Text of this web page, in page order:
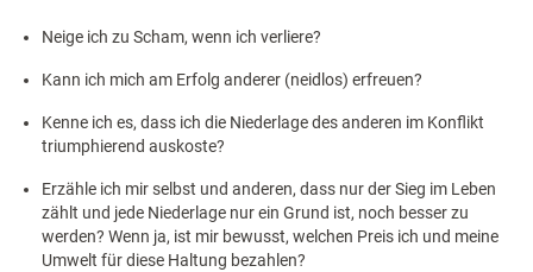
Neige ich zu Scham, wenn ich verliere?
Kann ich mich am Erfolg anderer (neidlos) erfreuen?
Kenne ich es, dass ich die Niederlage des anderen im Konflikt
triumphierend auskoste?
Erzähle ich mir selbst und anderen, dass nur der Sieg im Leben
zählt und jede Niederlage nur ein Grund ist, noch besser zu
werden? Wenn ja, ist mir bewusst, welchen Preis ich und meine
Umwelt für diese Haltung bezahlen?